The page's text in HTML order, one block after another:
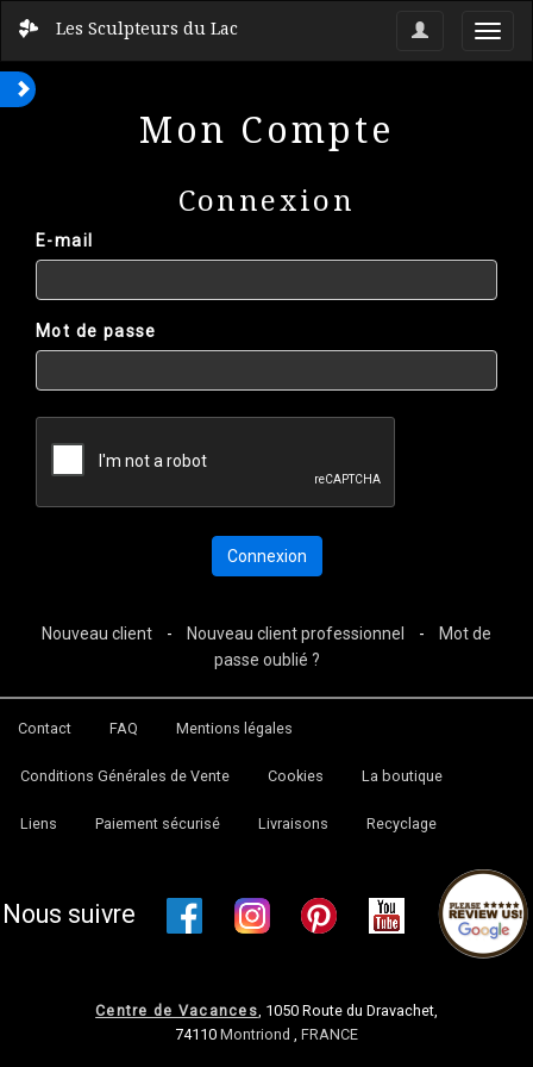
Les Sculpteurs du Lac
Mon Compte
Connexion
E-mail
Mot de passe
Nouveau client - Nouveau client professionnel -
Mot de
passe oublié ?
Contact FAQ Mentions légales
Conditions Générales de Vente Cookies La boutique
Liens Paiement sécurisé Livraisons Recyclage
Nous suivre
Centre de Vacances, 1050 Route du Dravachet,
74110 Montriond , FRANCE